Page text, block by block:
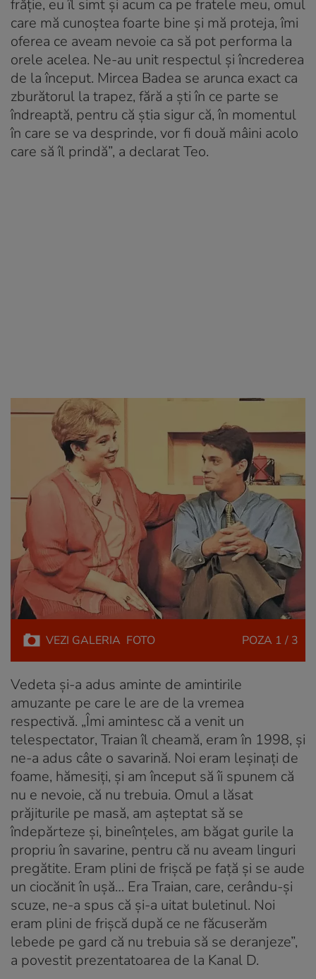
frăție, eu îl simt și acum ca pe fratele meu, omul
care mă cunoștea foarte bine și mă proteja, îmi
oferea ce aveam nevoie ca să pot performa la
orele acelea. Ne-au unit respectul și încrederea
de la început. Mircea Badea se arunca exact ca
zburătorul la trapez, fără a ști în ce parte se
îndreaptă, pentru că știa sigur că, în momentul
în care se va desprinde, vor fi două mâini acolo
care să îl prindă”, a declarat Teo.
VEZI GALERIA FOTO POZA 1 / 3
Vedeta și-a adus aminte de amintirile
amuzante pe care le are de la vremea
respectivă. „Îmi amintesc că a venit un
telespectator, Traian îl cheamă, eram în 1998, și
ne-a adus câte o savarină. Noi eram leșinați de
foame, hămesiți, și am început să îi spunem că
nu e nevoie, că nu trebuia. Omul a lăsat
prăjiturile pe masă, am așteptat să se
îndepărteze și, bineînțeles, am băgat gurile la
propriu în savarine, pentru că nu aveam linguri
pregătite. Eram plini de frișcă pe față și se aude
un ciocănit în ușă… Era Traian, care, cerându-și
scuze, ne-a spus că și-a uitat buletinul. Noi
eram plini de frișcă după ce ne făcuserăm
lebede pe gard că nu trebuia să se deranjeze”,
a povestit prezentatoarea de la Kanal D.